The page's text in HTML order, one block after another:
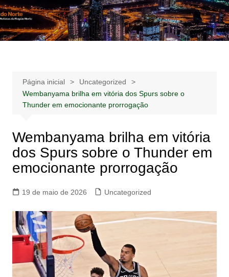
Ir
para
o
Notícias –
Publicidades –
Notícias – Publicidades – Anúncios
Página inicial
Uncategorized
Wembanyama brilha em vitória dos Spurs sobre o
Thunder em emocionante prorrogação
Wembanyama brilha em vitória
dos Spurs sobre o Thunder em
emocionante prorrogação
19 de maio de 2026 Uncategorized